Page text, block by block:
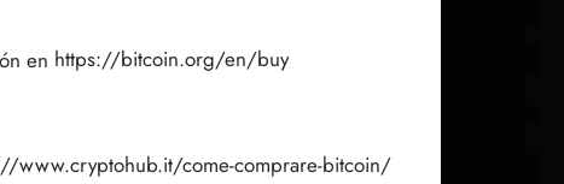
en https://bitcoin.org/en/buy
www.cryptohub.it/come-comprare-bitcoin/